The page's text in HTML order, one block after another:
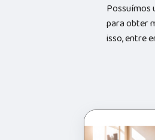
Possuímos
para obter
isso, entre